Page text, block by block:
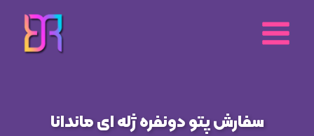
محتوا
سفارش پتو دونفره ژله ای ماندانا